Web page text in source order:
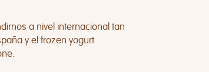
a nivel internacional tan
y el frozen yogurt